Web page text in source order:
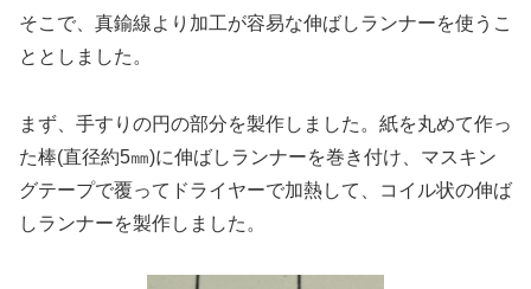
そこで、真鍮線より加工が容易な伸ばしランナーを使うこ
ととしました。
まず、手すりの円の部分を製作しました。紙を丸めて作っ
た棒(直径約5㎜)に伸ばしランナーを巻き付け、マスキン
グテープで覆ってドライヤーで加熱して、コイル状の伸ば
しランナーを製作しました。